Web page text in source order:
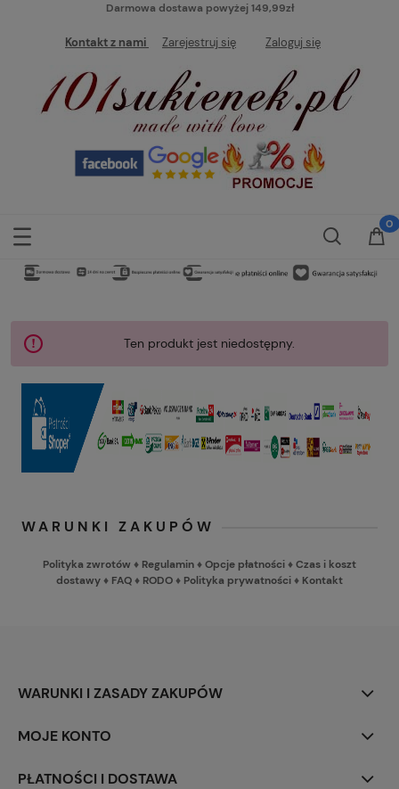
Darmowa dostawa powyżej 149,99zł
Kontakt z nami Zarejestruj się Zaloguj się
Ten produkt jest niedostępny.
WARUNKI ZAKUPÓW
Polityka zwrotów ♦ Regulamin♦Opcje płatności♦Czas i koszt
dostawy♦ FAQ♦ RODO♦ Polityka prywatności♦ Kontakt
WARUNKI I ZASADY ZAKUPÓW
MOJE KONTO
PŁATNOŚCI I DOSTAWA